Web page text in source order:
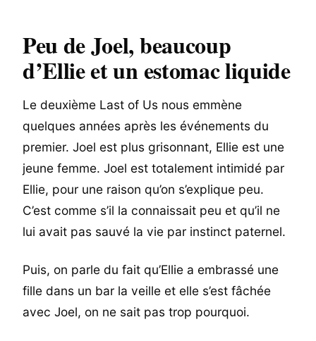
Peu de Joel, beaucoup
d’Ellie et un estomac liquide
Le deuxième Last of Us nous emmène
quelques années après les événements du
premier. Joel est plus grisonnant, Ellie est une
jeune femme. Joel est totalement intimidé par
Ellie, pour une raison qu’on s’explique peu.
C’est comme s’il la connaissait peu et qu’il ne
lui avait pas sauvé la vie par instinct paternel.
Puis, on parle du fait qu’Ellie a embrassé une
fille dans un bar la veille et elle s’est fâchée
avec Joel, on ne sait pas trop pourquoi.